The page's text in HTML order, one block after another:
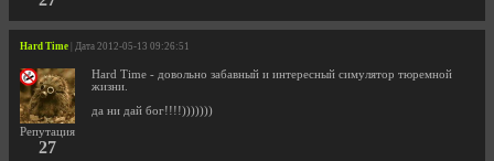
Hard Time | Дата 2012-05-13 09:26:51
Репутация
27
Hard Time - довольно забавный и интересный симулятор тюремной
жизни.
да ни дай бог!!!!)))))))